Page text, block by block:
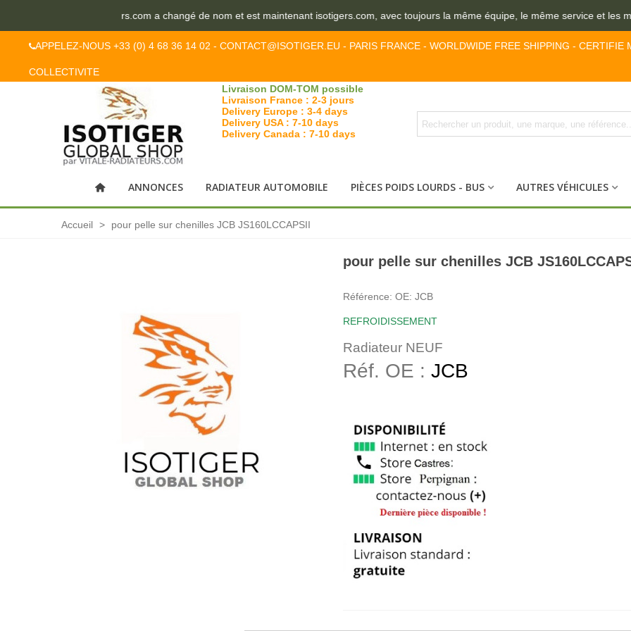
Le site vitale-radiateurs.com a changé de nom et est maintenant isotigers.com, avec toujours la même équipe, le même service et les
APPELEZ-NOUS +33 (0) 4 68 36 14 02 - CONTACT@ISOTIGER.EU - PARIS FRANCE - WORLDWIDE FREE SHIPPING - CERTIFIE
COLLECTIVITE
Livraison DOM-TOM possible
Livraison France : 2-3 jours
Delivery Europe : 3-4 days
Delivery USA : 7-10 days
Delivery Canada : 7-10 days
ANNONCES RADIATEUR AUTOMOBILE PIÈCES POIDS LOURDS - BUS AUTRES VÉHICULES
Accueil > pour pelle sur chenilles JCB JS160LCCAPSII
pour pelle sur chenilles JCB
Référence: OE: JCB
REFROIDISSEMENT
Radiateur NEUF
Réf. OE : JCB